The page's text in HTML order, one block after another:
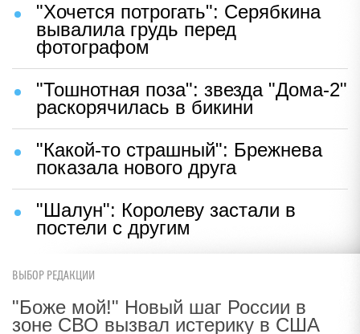
"Хочется потрогать": Серябкина
вывалила грудь перед
фотографом
"Тошнотная поза": звезда "Дома-2"
раскорячилась в бикини
"Какой-то страшный": Брежнева
показала нового друга
"Шалун": Королеву застали в
постели с другим
ВЫБОР РЕДАКЦИИ
"Боже мой!" Новый шаг России в
зоне СВО вызвал истерику в США